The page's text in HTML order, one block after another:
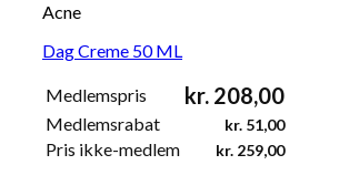
Acne
Dag Creme 50 ML
Medlemspris kr. 208,00
Medlemsrabat kr. 51,00
Pris ikke-medlem kr. 259,00